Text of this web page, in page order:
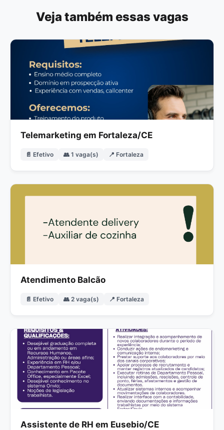
Veja também essas vagas
Telemarketing em Fortaleza/CE
📄 Efetivo 👥 1 vaga(s) 📍 Fortaleza
Atendimento Balcão
📄 Efetivo 👥 2 vaga(s) 📍 Fortaleza
Assistente de RH em Eusebio/CE